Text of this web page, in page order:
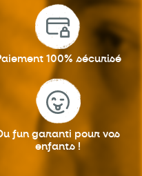
100% sécurisé
fun garanti pour vos
enfants !